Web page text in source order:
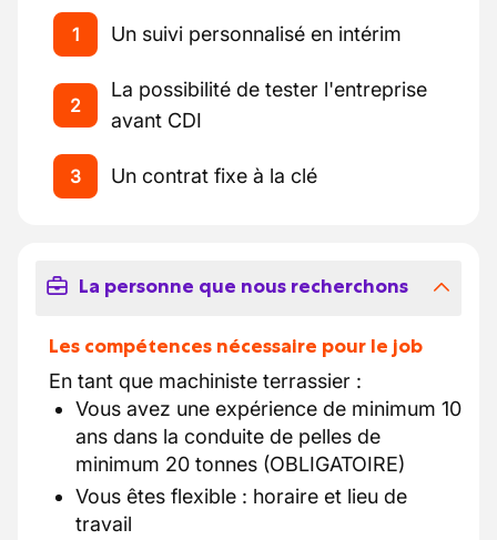
1 Un suivi personnalisé en intérim
2
La possibilité de tester l'entreprise
avant CDI
3 Un contrat fixe à la clé
La personne que nous recherchons
Les compétences nécessaire pour le job
En tant que machiniste terrassier :
Vous avez une expérience de minimum 10
ans dans la conduite de pelles de
minimum 20 tonnes (OBLIGATOIRE)
Vous êtes flexible : horaire et lieu de
travail